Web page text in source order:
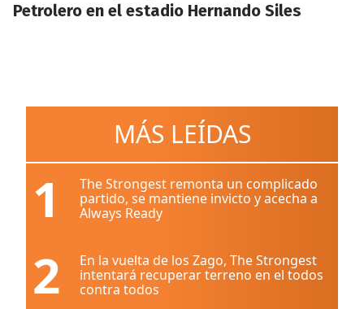
Petrolero en el estadio Hernando Siles
MÁS LEÍDAS
1
The Strongest remonta un complicado
partido, se mantiene invicto y acecha a
Always Ready
2
En la vuelta de los Zago, The Strongest
intentará recuperar terreno en el todos
contra todos